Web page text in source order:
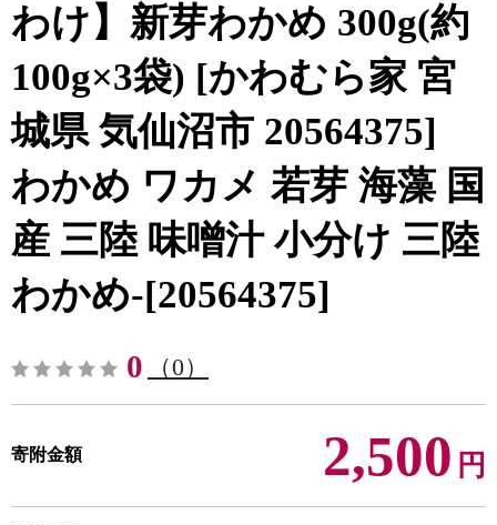
わけ】新芽わかめ 300g(約
100g×3袋) [かわむら家 宮
城県 気仙沼市 20564375]
わかめ ワカメ 若芽 海藻 国
産 三陸 味噌汁 小分け 三陸
わかめ-[20564375]
0 （0）
寄附金額 2,500 円